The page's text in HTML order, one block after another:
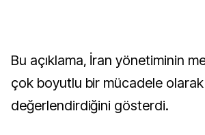
Bu açıklama, İran yönetiminin
çok boyutlu bir mücadele olarak
değerlendirdiğini gösterdi.